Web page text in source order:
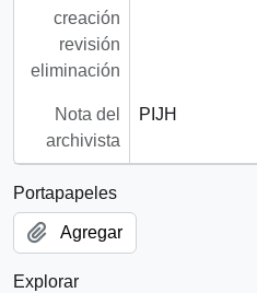
creación
revisión
eliminación
Nota del
archivista
PIJH
Portapapeles
Agregar
Explorar